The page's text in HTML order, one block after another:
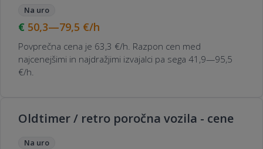
Na uro
50,3—79,5 €/h
Povprečna cena je 63,3 €/h. Razpon cen med
najcenejšimi in najdražjimi izvajalci pa sega 41,9—95,5
€/h.
Oldtimer / retro poročna vozila - cene
Na uro